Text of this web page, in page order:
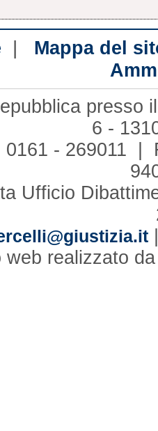
| Mappa del
presso
6 -
0161 - 269011 |
Ufficio
|
web realizzato